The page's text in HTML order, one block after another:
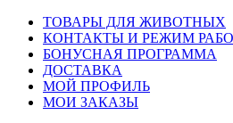
ТОВАРЫ ДЛЯ ЖИВОТНЫХ
КОНТАКТЫ И РЕЖИМ
БОНУСНАЯ ПРОГРАММА
ДОСТАВКА
МОЙ ПРОФИЛЬ
МОИ ЗАКАЗЫ